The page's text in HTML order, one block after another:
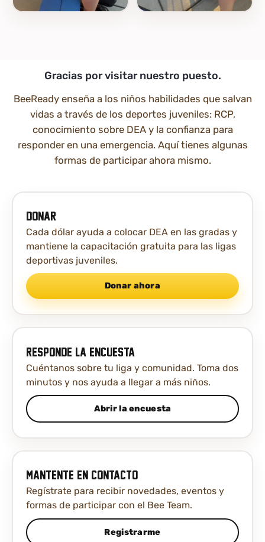
Gracias por visitar nuestro puesto.
BeeReady enseña a los niños habilidades que salvan
vidas a través de los deportes juveniles: RCP,
conocimiento sobre DEA y la confianza para
responder en una emergencia. Aquí tienes algunas
formas de participar ahora mismo.
Donar
Cada dólar ayuda a colocar DEA en las gradas y
mantiene la capacitación gratuita para las ligas
deportivas juveniles.
Donar ahora
Responde la encuesta
Cuéntanos sobre tu liga y comunidad. Toma dos
minutos y nos ayuda a llegar a más niños.
Abrir la encuesta
Mantente en contacto
Regístrate para recibir novedades, eventos y
formas de participar con el Bee Team.
Registrarme